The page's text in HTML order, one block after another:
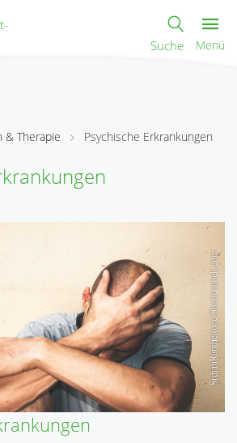
Suche Menü
& Therapie Psychische Erkrankungen